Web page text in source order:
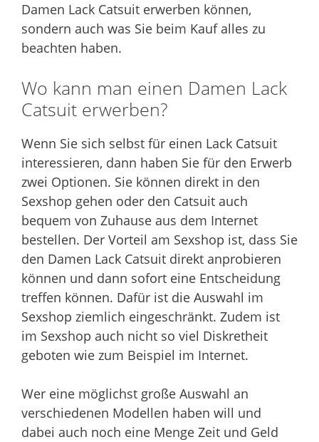
Damen Lack Catsuit erwerben können,
sondern auch was Sie beim Kauf alles zu
beachten haben.
Wo kann man einen Damen Lack
Catsuit erwerben?
Wenn Sie sich selbst für einen Lack Catsuit
interessieren, dann haben Sie für den Erwerb
zwei Optionen. Sie können direkt in den
Sexshop gehen oder den Catsuit auch
bequem von Zuhause aus dem Internet
bestellen. Der Vorteil am Sexshop ist, dass Sie
den Damen Lack Catsuit direkt anprobieren
können und dann sofort eine Entscheidung
treffen können. Dafür ist die Auswahl im
Sexshop ziemlich eingeschränkt. Zudem ist
im Sexshop auch nicht so viel Diskretheit
geboten wie zum Beispiel im Internet.
Wer eine möglichst große Auswahl an
verschiedenen Modellen haben will und
dabei auch noch eine Menge Zeit und Geld